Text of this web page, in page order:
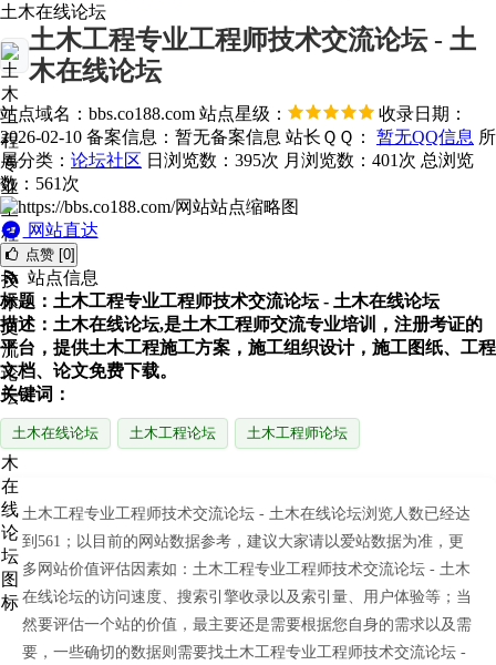
土木在线论坛
土木工程专业工程师技术交流论坛 - 土
木在线论坛
站点域名：bbs.co188.com 站点星级：
收录日期：
2026-02-10 备案信息： 暂无备案信息 站长ＱＱ： 暂无QQ信息 所
属分类： 论坛社区 日浏览数：395次 月浏览数：401次 总浏览
数：561次
网站直达
点赞 [0]
站点信息
标题：土木工程专业工程师技术交流论坛 - 土木在线论坛
描述：土木在线论坛,是土木工程师交流专业培训，注册考证的
平台，提供土木工程施工方案，施工组织设计，施工图纸、工程
文档、论文免费下载。
关键词：
土木在线论坛 土木工程论坛 土木工程师论坛
土木工程专业工程师技术交流论坛 - 土木在线论坛浏览人数已经达
到561；以目前的网站数据参考，建议大家请以爱站数据为准，更
多网站价值评估因素如：土木工程专业工程师技术交流论坛 - 土木
在线论坛的访问速度、搜索引擎收录以及索引量、用户体验等；当
然要评估一个站的价值，最主要还是需要根据您自身的需求以及需
要，一些确切的数据则需要找土木工程专业工程师技术交流论坛 -